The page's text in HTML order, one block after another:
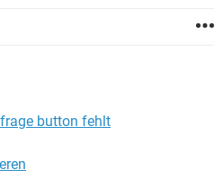
button fehlt